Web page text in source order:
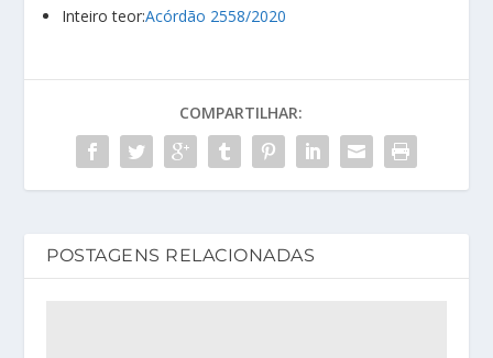
Inteiro teor:Acórdão 2558/2020
COMPARTILHAR:
POSTAGENS RELACIONADAS